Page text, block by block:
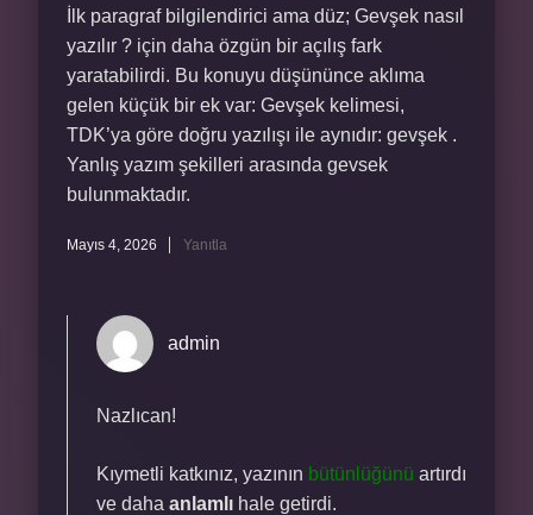
İlk paragraf bilgilendirici ama düz; Gevşek nasıl
yazılır ? için daha özgün bir açılış fark
yaratabilirdi. Bu konuyu düşününce aklıma
gelen küçük bir ek var: Gevşek kelimesi,
TDK’ya göre doğru yazılışı ile aynıdır: gevşek .
Yanlış yazım şekilleri arasında gevsek
bulunmaktadır.
Mayıs 4, 2026 Yanıtla
admin
Nazlıcan!
Kıymetli katkınız, yazının bütünlüğünü artırdı
ve daha anlamlı hale getirdi.